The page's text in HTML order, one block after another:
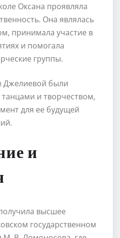
Оксана проявляла
Она являлась
принимала участие в
и помогала
группы.
Джелиевой были
и творчеством,
для ее будущей
и
высшее
государственном